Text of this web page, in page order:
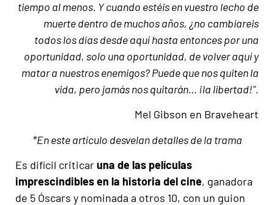
tiempo al menos. Y cuando estéis en vuestro lecho de
muerte dentro de muchos años, ¿no cambiareis
todos los días desde aquí hasta entonces por una
oportunidad, solo una oportunidad, de volver aquí y
matar a nuestros enemigos? Puede que nos quiten la
vida, pero jamás nos quitarán… ¡la libertad!”.
Mel Gibson en Braveheart
*En este artículo desvelan detalles de la trama
Es difícil criticaruna de las películas
imprescindibles en la historia del cine, ganadora
de 5 Óscars y nominada a otros 10, con un guion